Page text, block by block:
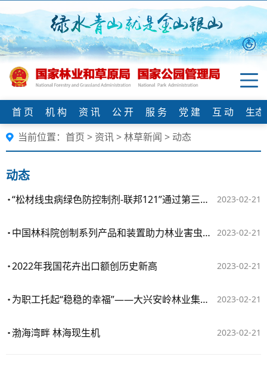
首 页 机 构 资 讯 公 开 服 务 党 建 互 动
生
当前位置： 首页 > 资讯>林草新闻 > 动态
动态
2023-02-21
“松材线虫病绿色防控制剂-联邦121”通过第三方科技成果评价
2023-02-21
中国林科院创制系列产品和装置助力林业害虫绿色防控
2023-02-21
2022年我国花卉出口额创历史新高
2023-02-21
为职工托起“稳稳的幸福”——大兴安岭林业集团公司推进民生工程建设纪实
2023-02-21
渤海湾畔 林海现生机